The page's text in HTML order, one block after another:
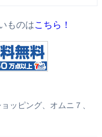
ものはこちら！
ッピング、オムニ７、